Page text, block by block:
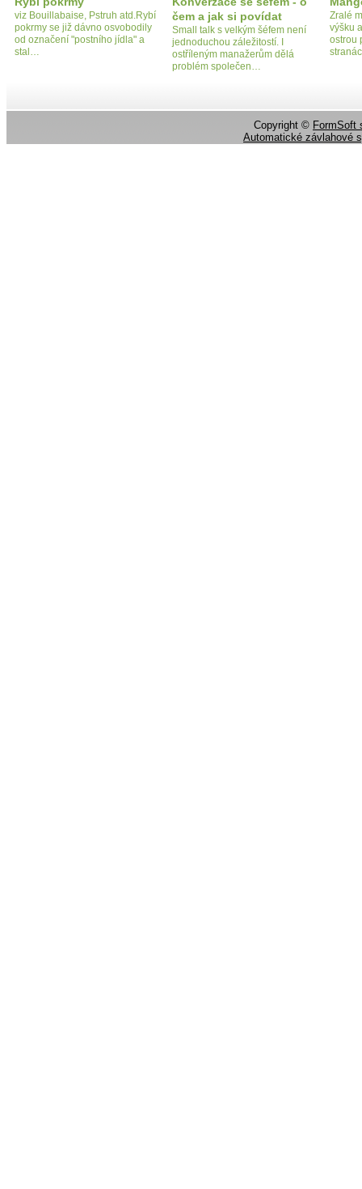
viz Bouillabaise, Pstruh atd.Rybí
pokrmy se již dávno osvobodily
od označení "postního jídla" a
stal…
čem a jak si povídat
Small talk s velkým šéfem není
jednoduchou záležitostí. I
ostříleným manažerům dělá
problém společen…
Zralé
výšku
ostrou
Copyright © FormSoft
Automatické závlahové